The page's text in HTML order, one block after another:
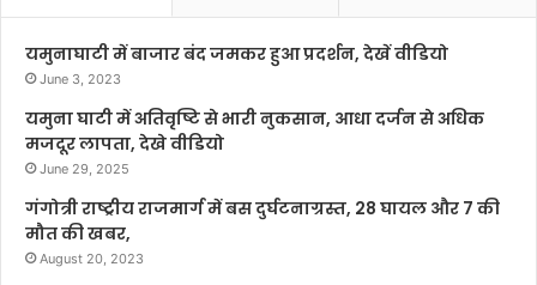
यमुनाघाटी में बाजार बंद जमकर हुआ प्रदर्शन, देखें वीडियो
June 3, 2023
यमुना घाटी में अतिवृष्टि से भारी नुकसान, आधा दर्जन से अधिक
मजदूर लापता, देखे वीडियो
June 29, 2025
गंगोत्री राष्ट्रीय राजमार्ग में बस दुर्घटनाग्रस्त, 28 घायल और 7 की
मौत की खबर,
August 20, 2023